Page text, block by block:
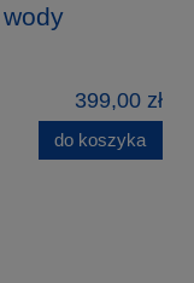
399,00 zł
do koszyka